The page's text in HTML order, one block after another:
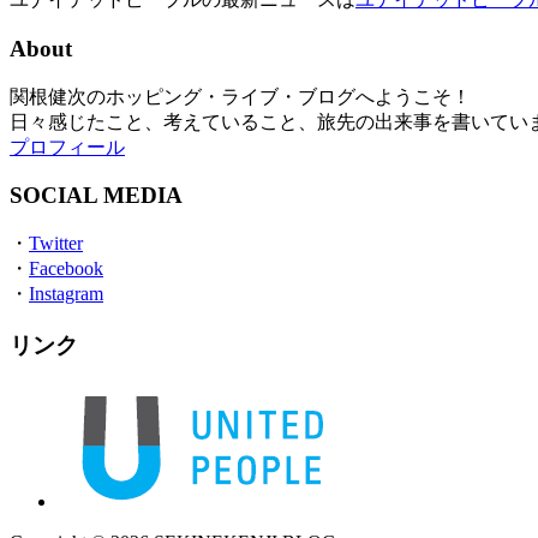
About
関根健次のホッピング・ライブ・ブログへようこそ！
日々感じたこと、考えていること、旅先の出来事を書いてい
プロフィール
SOCIAL MEDIA
・ Twitter
・ Facebook
・ Instagram
リンク